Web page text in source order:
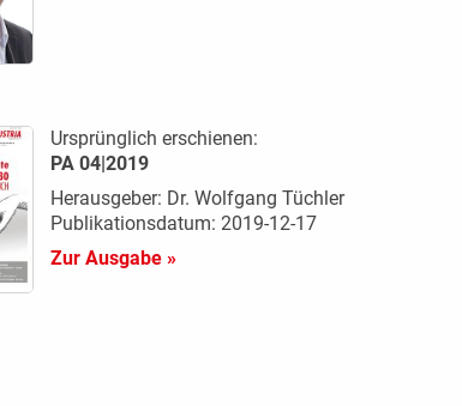
Ursprünglich erschienen:
PA 04|2019
Herausgeber: Dr. Wolfgang Tüchler
Publikationsdatum: 2019-12-17
Zur Ausgabe »